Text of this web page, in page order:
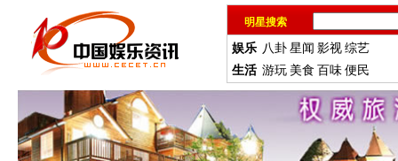
明星搜索
娱乐 八卦星闻 影视综艺
生活 游玩 美食 百味便民